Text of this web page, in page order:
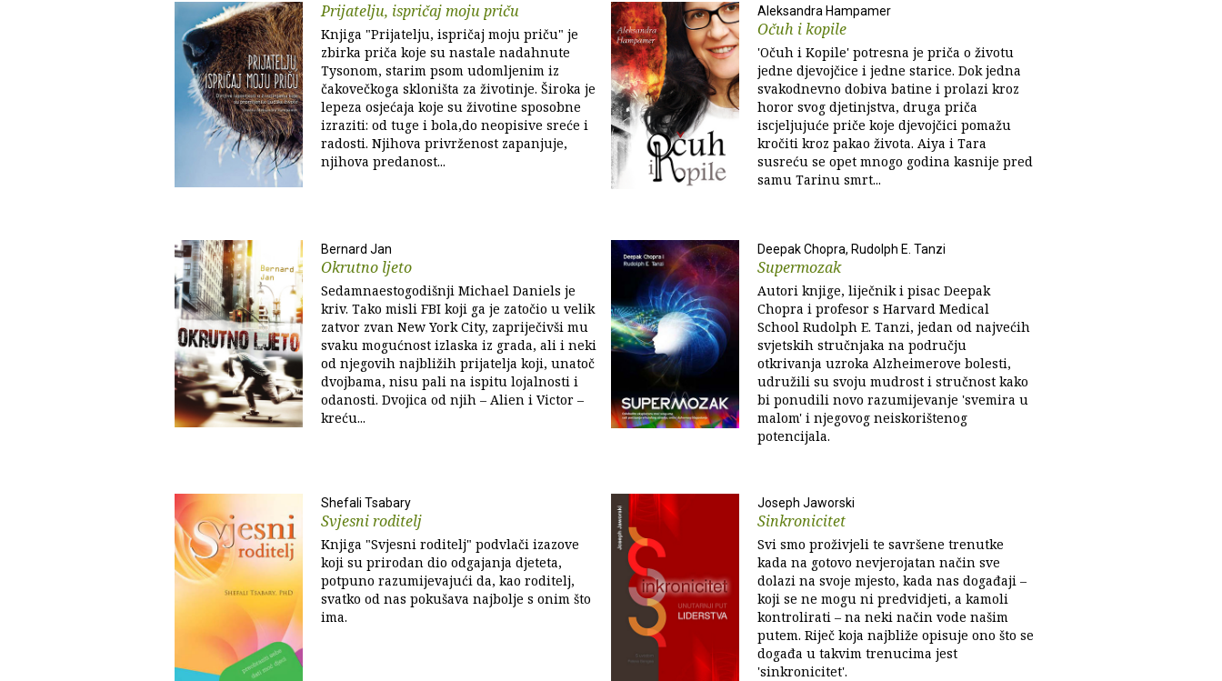
Prijatelju, ispričaj moju priču
Knjiga "Prijatelju, ispričaj moju priču" je
zbirka priča koje su nastale nadahnute
Tysonom, starim psom udomljenim iz
čakovečkoga skloništa za životinje. Široka je
lepeza osjećaja koje su životine sposobne
izraziti: od tuge i bola,do neopisive sreće i
radosti. Njihova privrženost zapanjuje,
njihova predanost...
Aleksandra Hampamer
Očuh i kopile
'Očuh i Kopile' potresna je priča o životu
jedne djevojčice i jedne starice. Dok jedna
svakodnevno dobiva batine i prolazi kroz
horor svog djetinjstva, druga priča
iscjeljujuće priče koje djevojčici pomažu
kročiti kroz pakao života. Aiya i Tara
susreću se opet mnogo godina kasnije pred
samu Tarinu smrt...
Bernard Jan
Okrutno ljeto
Sedamnaestogodišnji Michael Daniels je
kriv. Tako misli FBI koji ga je zatočio u velik
zatvor zvan New York City, zapriječivši mu
svaku mogućnost izlaska iz grada, ali i neki
od njegovih najbližih prijatelja koji, unatoč
dvojbama, nisu pali na ispitu lojalnosti i
odanosti. Dvojica od njih – Alien i Victor –
kreću...
Deepak Chopra, Rudolph E. Tanzi
Supermozak
Autori knjige, liječnik i pisac Deepak
Chopra i profesor s Harvard Medical
School Rudolph E. Tanzi, jedan od najvećih
svjetskih stručnjaka na području
otkrivanja uzroka Alzheimerove bolesti,
udružili su svoju mudrost i stručnost kako
bi ponudili novo razumijevanje 'svemira u
malom' i njegovog neiskorištenog
potencijala.
Shefali Tsabary
Svjesni roditelj
Knjiga "Svjesni roditelj" podvlači izazove
koji su prirodan dio odgajanja djeteta,
potpuno razumijevajući da, kao roditelj,
svatko od nas pokušava najbolje s onim što
ima.
Joseph Jaworski
Sinkronicitet
Svi smo proživjeli te savršene trenutke
kada na gotovo nevjerojatan način sve
dolazi na svoje mjesto, kada nas događaji –
koji se ne mogu ni predvidjeti, a kamoli
kontrolirati – na neki način vode našim
putem. Riječ koja najbliže opisuje ono što se
događa u takvim trenucima jest
'sinkronicitet'.